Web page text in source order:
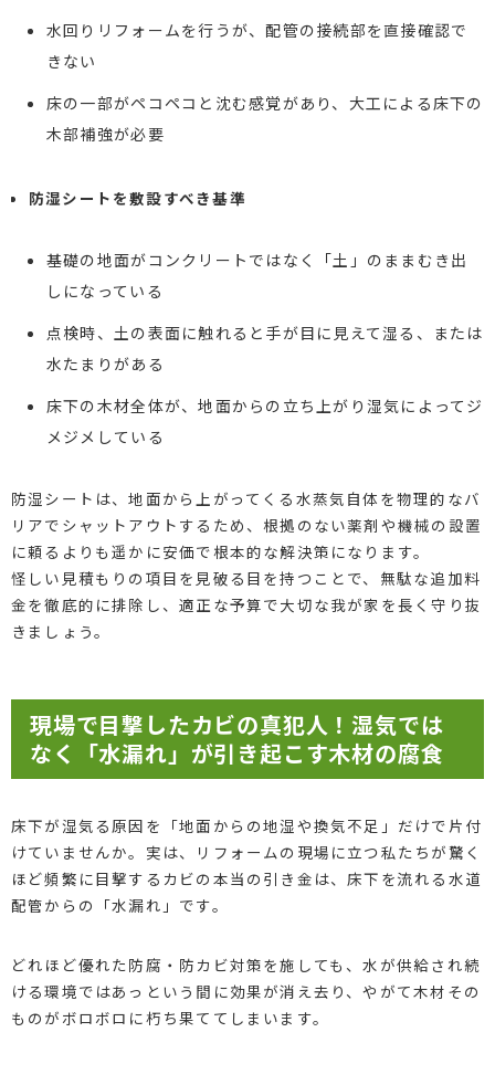
水回りリフォームを行うが、配管の接続部を直接確認で
きない
床の一部がペコペコと沈む感覚があり、大工による床下の
木部補強が必要
防湿シートを敷設すべき基準
基礎の地面がコンクリートではなく「土」のままむき出
しになっている
点検時、土の表面に触れると手が目に見えて湿る、または
水たまりがある
床下の木材全体が、地面からの立ち上がり湿気によってジ
メジメしている
防湿シートは、地面から上がってくる水蒸気自体を物理的なバ
リアでシャットアウトするため、根拠のない薬剤や機械の設置
に頼るよりも遥かに安価で根本的な解決策になります。
怪しい見積もりの項目を見破る目を持つことで、無駄な追加料
金を徹底的に排除し、適正な予算で大切な我が家を長く守り抜
きましょう。
現場で目撃したカビの真犯人！湿気では
なく「水漏れ」が引き起こす木材の腐食
床下が湿気る原因を「地面からの地湿や換気不足」だけで片付
けていませんか。実は、リフォームの現場に立つ私たちが驚く
ほど頻繁に目撃するカビの本当の引き金は、床下を流れる水道
配管からの「水漏れ」です。
どれほど優れた防腐・防カビ対策を施しても、水が供給され続
ける環境ではあっという間に効果が消え去り、やがて木材その
ものがボロボロに朽ち果ててしまいます。